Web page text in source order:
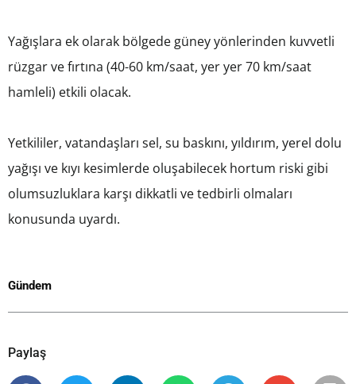
Yağışlara ek olarak bölgede güney yönlerinden kuvvetli
rüzgar ve fırtına (40-60 km/saat, yer yer 70 km/saat
hamleli) etkili olacak.
Yetkililer, vatandaşları sel, su baskını, yıldırım, yerel dolu
yağışı ve kıyı kesimlerde oluşabilecek hortum riski gibi
olumsuzluklara karşı dikkatli ve tedbirli olmaları
konusunda uyardı.
Gündem
Paylaş